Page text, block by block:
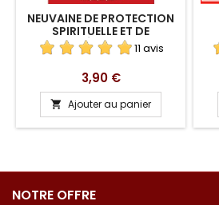
NEUVAINE DE PROTECTION
SPIRITUELLE ET DE
LIBÉRATION11 avis
Prix
3,90 €
 Ajouter au panier
NOTRE OFFRE